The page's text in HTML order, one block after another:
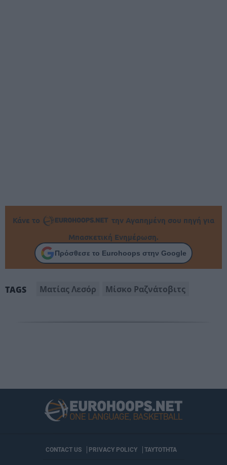
Κάνε το
την Αγαπημένη σου πηγή για
Μπασκετική Ενημέρωση.
Πρόσθεσε το Eurohoops στην Google
TAGS Ματίας Λεσόρ Μίσκο Ραζνάτοβιτς
CONTACT US PRIVACY POLICY ΤΑΥΤΟΤΗΤΑ